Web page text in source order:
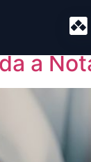
a